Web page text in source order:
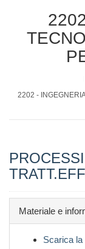
2202 -
Materiale e
Scarica